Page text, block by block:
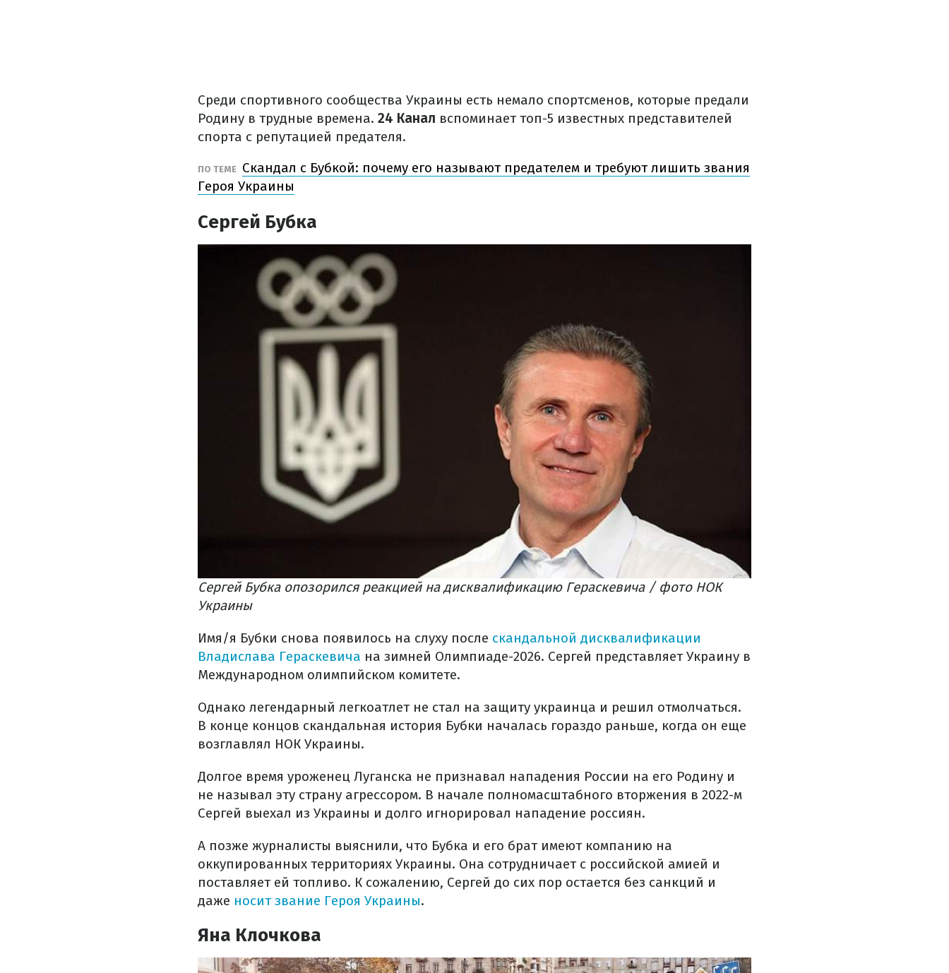
Среди спортивного сообщества Украины есть немало спортсменов, которые предали
Родину в трудные времена. 24 Канал вспоминает топ-5 известных представителей
спорта с репутацией предателя.
ПО ТЕМЕ Скандал с Бубкой: почему его называют предателем и требуют лишить звания
Героя Украины
Сергей Бубка
Сергей Бубка опозорился реакцией на дисквалификацию Гераскевича / фото НОК
Украины
Имя/я Бубки снова появилось на слуху после скандальной дисквалификации
Владислава Гераскевича на зимней Олимпиаде-2026. Сергей представляет Украину в
Международном олимпийском комитете.
Однако легендарный легкоатлет не стал на защиту украинца и решил отмолчаться.
В конце концов скандальная история Бубки началась гораздо раньше, когда он еще
возглавлял НОК Украины.
Долгое время уроженец Луганска не признавал нападения России на его Родину и
не называл эту страну агрессором. В начале полномасштабного вторжения в 2022-м
Сергей выехал из Украины и долго игнорировал нападение россиян.
А позже журналисты выяснили, что Бубка и его брат имеют компанию на
оккупированных территориях Украины. Она сотрудничает с российской амией и
поставляет ей топливо. К сожалению, Сергей до сих пор остается без санкций и
даже носит звание Героя Украины.
Яна Клочкова